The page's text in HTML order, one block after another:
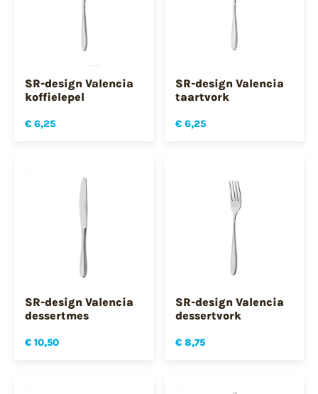
SR-design Valencia
koffielepel
€ 6,25
SR-design Valencia
taartvork
€ 6,25
SR-design Valencia
dessertmes
€ 10,50
SR-design Valencia
dessertvork
€ 8,75